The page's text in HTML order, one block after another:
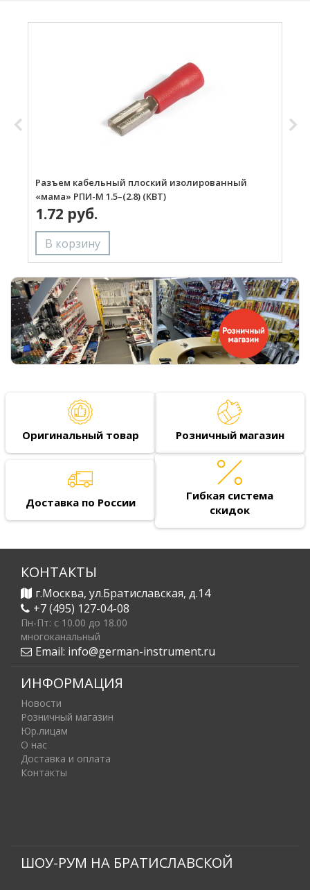
Разъем кабельный плоский изолированный
«мама» РПИ-М 1.5–(2.8) (КВТ)
1.72 руб.
Оригинальный товар Розничный магазин
Доставка по России
Гибкая система
скидок
КОНТАКТЫ
г.Москва, ул.Братиславская, д.14
+7 (495) 127-04-08
Пн-Пт: c 10.00 до 18.00
многоканальный
Email: info@german-instrument.ru
ИНФОРМАЦИЯ
Новости
Розничный магазин
Юр.лицам
О нас
Доставка и оплата
Контакты
ШОУ-РУМ НА БРАТИСЛАВСКОЙ